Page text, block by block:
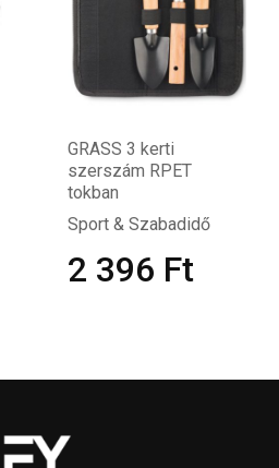
GRASS 3 kerti
szerszám RPET
tokban
Sport & Szabadidő
2 396 Ft